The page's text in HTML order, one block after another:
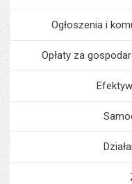
Ogłoszenia i
Opłaty za